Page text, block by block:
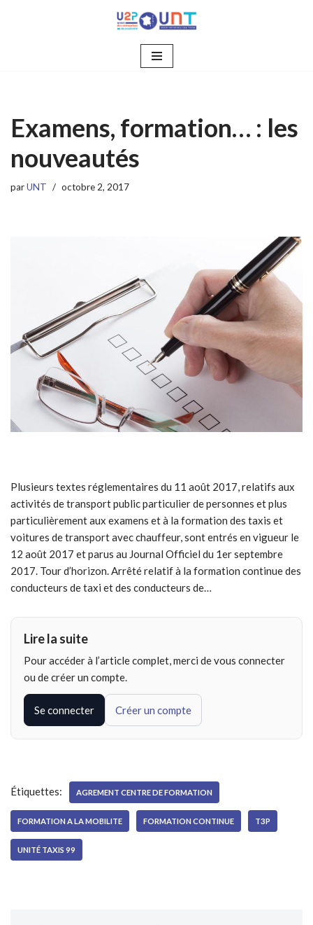
Examens, formation… : les
nouveautés
parUNT octobre 2, 2017
Plusieurs textes réglementaires du 11 août 2017, relatifs aux
activités de transport public particulier de personnes et plus
particulièrement aux examens et à la formation des taxis et
voitures de transport avec chauffeur, sont entrés en vigueur le
12 août 2017 et parus au Journal Officiel du 1er septembre
2017. Tour d’horizon. Arrêté relatif à la formation continue des
conducteurs de taxi et des conducteurs de…
Lire la suite
Pour accéder à l’article complet, merci de vous connecter
ou de créer un compte.
Se connecter Créer un compte
Étiquettes: AGREMENT CENTRE DE FORMATION
FORMATION A LA MOBILITE FORMATION CONTINUE T3P
UNITÉ TAXIS 99